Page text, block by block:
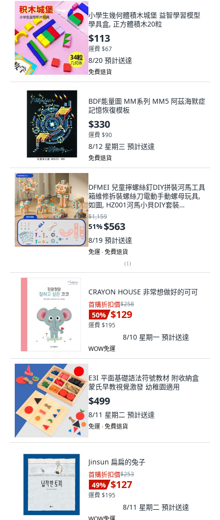
小學生幾何體積木城堡 益智學習模型
學具盒, 正方體積木20粒
$113
運費 $67
8/20 預計送達
免費退貨
BDF能量圖 MM系列 MM5 阿茲海默症
記憶恢復模板
$330
運費 $90
8/12 星期三 預計送達
免費退貨
DFMEI 兒童擰螺絲釘DIY拼裝河馬工具
箱維修拆裝螺絲刀電動手動螺母玩具,
如圖, HZ001河馬小貝DIY套裝
60PCS【藍色】
$1,159
51%$563
8/19 預計送達
免運 ∙ 免費退貨
(1)
CRAYON HOUSE 非常想做好的可可
首購折扣價$258
50% $129
運費 $195
8/10 星期一 預計送達
WOW免運
E3I 平面基礎語法符號教材 附收納盒
蒙氏早教視覺激發 幼稚園適用
$499
8/11 星期二 預計送達
免運 ∙ 免費退貨
Jinsun 扁扁的兔子
首購折扣價$253
49% $127
運費 $195
8/11 星期二 預計送達